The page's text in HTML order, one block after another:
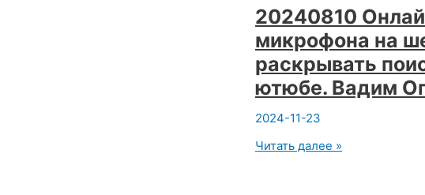
Запада
в
познании.
Вадим
Опенйога
20240810
микрофона на
раскрывать
ютюбе. Вадим
2024-11-23
20240810
Читать далее »